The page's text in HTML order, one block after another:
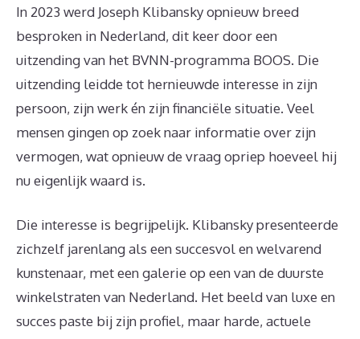
In 2023 werd Joseph Klibansky opnieuw breed
besproken in Nederland, dit keer door een
uitzending van het BVNN-programma BOOS. Die
uitzending leidde tot hernieuwde interesse in zijn
persoon, zijn werk én zijn financiële situatie. Veel
mensen gingen op zoek naar informatie over zijn
vermogen, wat opnieuw de vraag opriep hoeveel hij
nu eigenlijk waard is.
Die interesse is begrijpelijk. Klibansky presenteerde
zichzelf jarenlang als een succesvol en welvarend
kunstenaar, met een galerie op een van de duurste
winkelstraten van Nederland. Het beeld van luxe en
succes paste bij zijn profiel, maar harde, actuele